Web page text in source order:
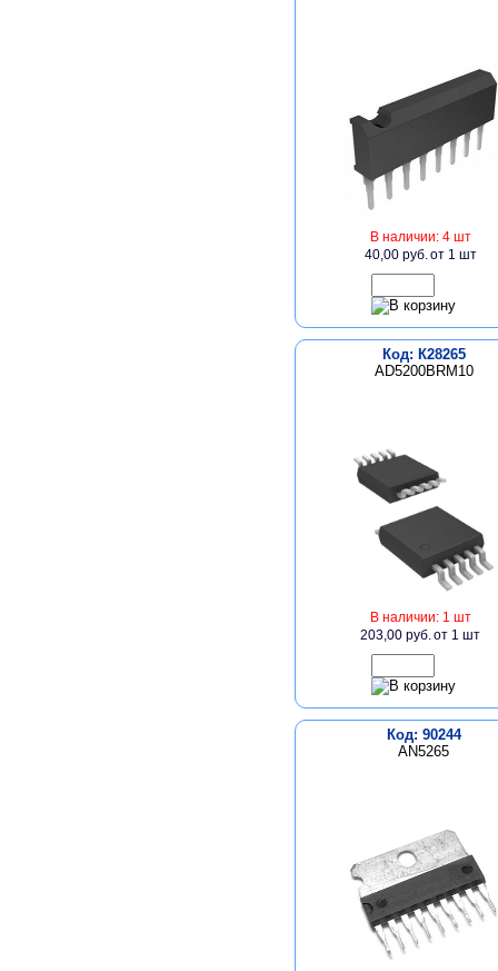
В наличии: 4 шт
40,00 руб.от 1 шт
Код: К28265
AD5200BRM10
В наличии: 1 шт
203,00 руб.от 1 шт
Код: 90244
AN5265